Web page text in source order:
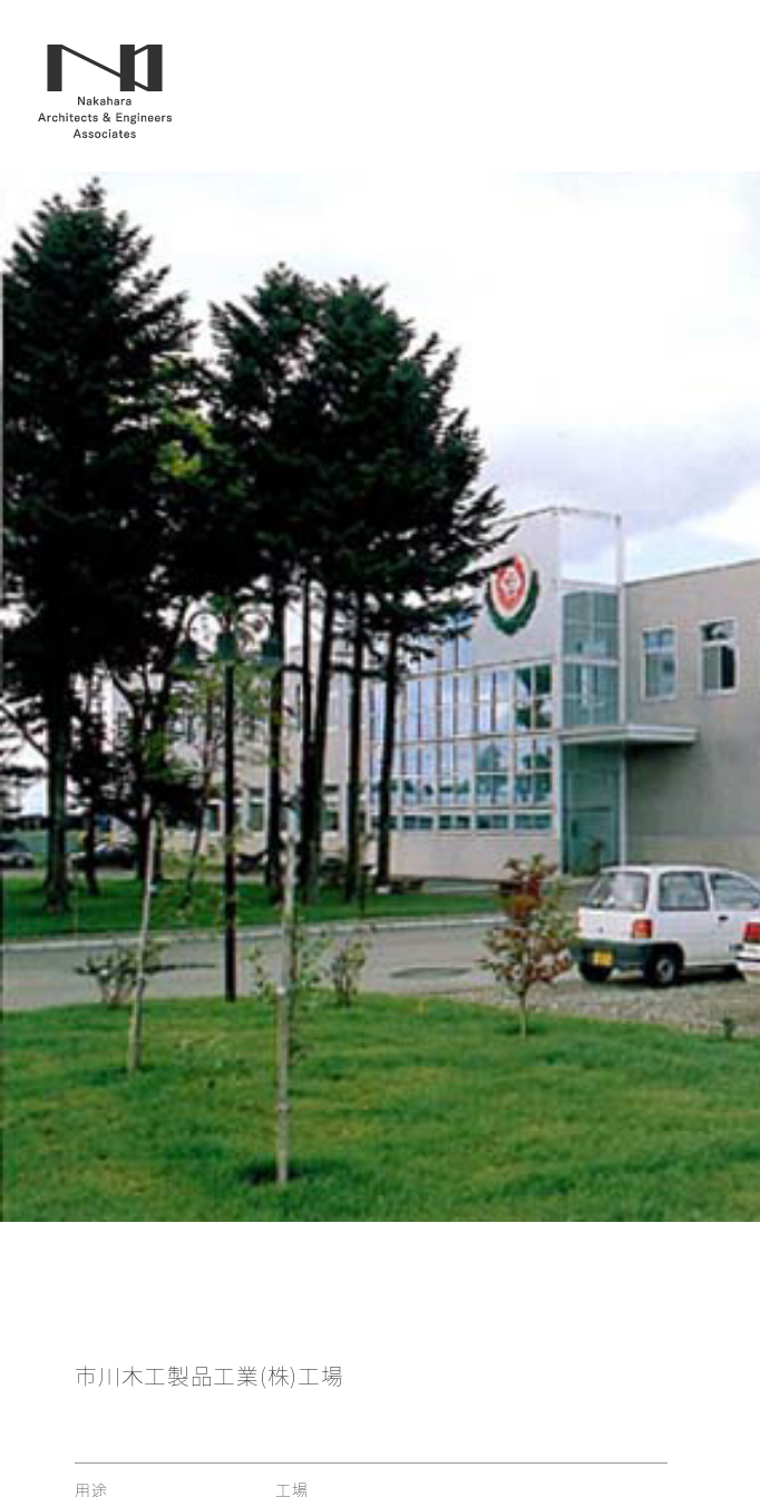
市川木工製品工業(株)工場
用途 工場